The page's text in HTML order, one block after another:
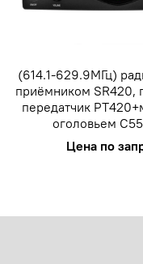
(614.1-629.9МГц)
приёмником SR420,
передатчик
оголовьем
Цена по